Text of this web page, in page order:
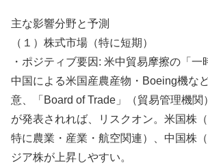
主な影響分野と予測
（１）株式市場（特に短期）
・ポジティブ要因: 米中貿易摩擦の「
中国による米国産農産物・Boeing機な
意、「Board of Trade」（貿易管理機関
が発表されれば、リスクオン。米国株
特に農業・産業・航空関連）、中国株
ジア株が上昇しやすい。